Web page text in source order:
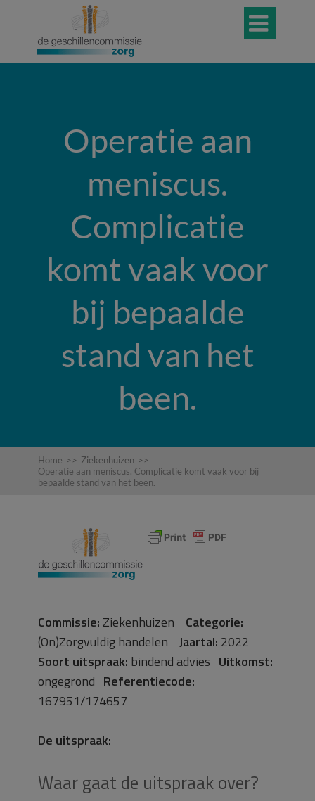

Operatie aan
meniscus.
Complicatie
komt vaak voor
bij bepaalde
stand van het
been.
Home >> Ziekenhuizen >>
Operatie aan meniscus. Complicatie komt vaak voor bij
bepaalde stand van het been.
Commissie:Ziekenhuizen Categorie:
(On)Zorgvuldig handelen Jaartal: 2022
Soort uitspraak: bindend advies Uitkomst:
ongegrond Referentiecode:
167951/174657
De uitspraak:
Waar gaat de uitspraak over?